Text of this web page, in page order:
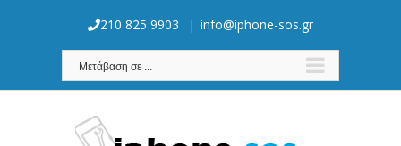
210 825 9903 | info@iphone-sos.gr
Μετάβαση σε ...